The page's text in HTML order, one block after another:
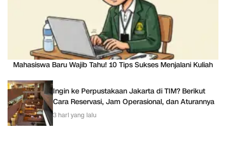
Mahasiswa Baru Wajib Tahu! 10 Tips Sukses Menjalani Kuliah
Ingin ke Perpustakaan Jakarta di TIM? Berikut
Cara Reservasi, Jam Operasional, dan Aturannya
3 hari yang lalu